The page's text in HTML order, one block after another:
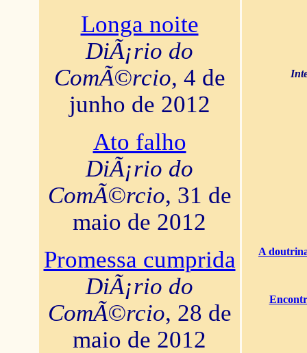
Longa noite
DiÃ¡rio do
ComÃ©rcio, 4 de
junho de 2012
Ato falho
DiÃ¡rio do
ComÃ©rcio, 31 de
maio de 2012
Promessa cumprida
DiÃ¡rio do
ComÃ©rcio, 28 de
maio de 2012
A